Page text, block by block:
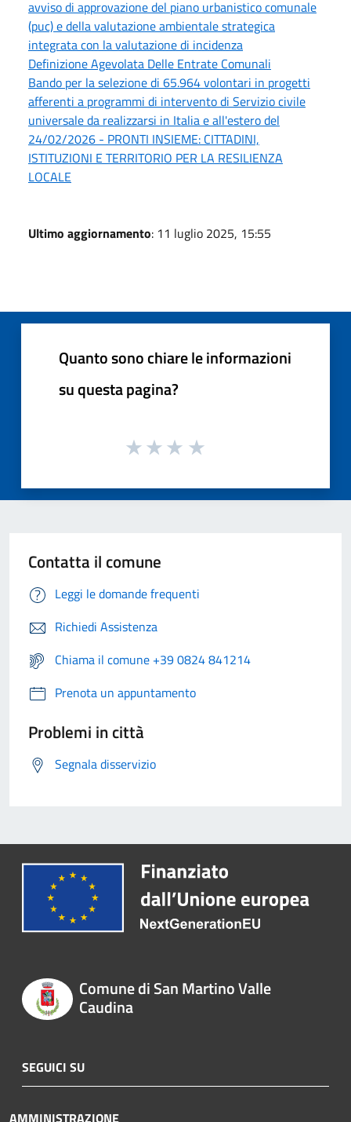
avviso di approvazione del piano urbanistico comunale
(puc) e della valutazione ambientale strategica
integrata con la valutazione di incidenza
Definizione Agevolata Delle Entrate Comunali
Bando per la selezione di 65.964 volontari in progetti
afferenti a programmi di intervento di Servizio civile
universale da realizzarsi in Italia e all'estero del
24/02/2026 - PRONTI INSIEME: CITTADINI,
ISTITUZIONI E TERRITORIO PER LA RESILIENZA
LOCALE
Ultimo aggiornamento: 11 luglio 2025, 15:55
Quanto sono chiare le informazioni
su questa pagina?
Contatta il comune
Leggi le domande frequenti
Richiedi Assistenza
Chiama il comune +39 0824 841214
Prenota un appuntamento
Problemi in città
Segnala disservizio
Comune di San Martino Valle
Caudina
SEGUICI SU
AMMINISTRAZIONE